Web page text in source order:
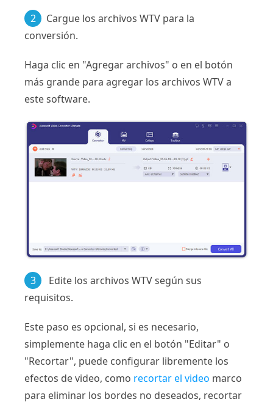
2
Cargue los archivos WTV para la
conversión.
Haga clic en "Agregar archivos" o en el botón
más grande para agregar los archivos WTV a
este software.
3
Edite los archivos WTV según sus
requisitos.
Este paso es opcional, si es necesario,
simplemente haga clic en el botón "Editar" o
"Recortar", puede configurar libremente los
efectos de video, como recortar el video marco
para eliminar los bordes no deseados, recortar